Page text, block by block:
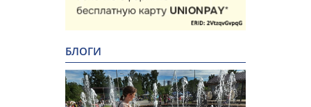
БЛОГИ